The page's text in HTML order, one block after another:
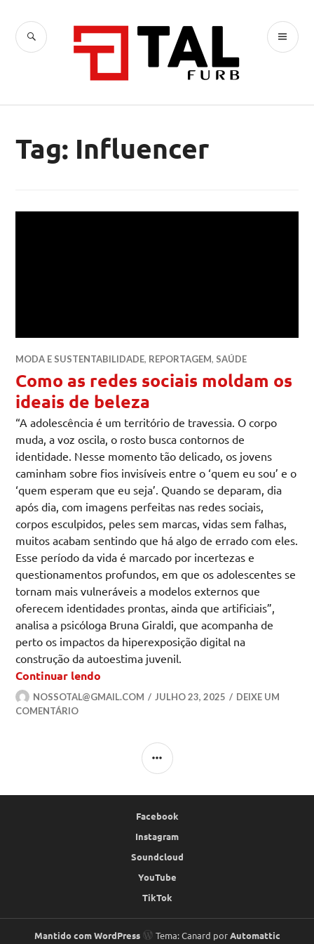
para
conteúdo
TAL
BUSCA
Tag: Influencer
MODA E SUSTENTABILIDADE, REPORTAGEM, SAÚDE
Como as redes sociais moldam os
ideais de beleza
“A adolescência é um território de travessia. O corpo
muda, a voz oscila, o rosto busca contornos de
identidade. Nesse momento tão delicado, os jovens
caminham sobre fios invisíveis entre o ‘quem eu sou’ e o
‘quem esperam que eu seja’. Quando se deparam, dia
após dia, com imagens perfeitas nas redes sociais,
corpos esculpidos, peles sem marcas, vidas sem falhas,
muitos acabam sentindo que há algo de errado com eles.
Esse período da vida é marcado por incertezas e
questionamentos profundos, em que os adolescentes se
tornam mais vulneráveis a modelos externos que
oferecem identidades prontas, ainda que artificiais”,
analisa a psicóloga Bruna Giraldi, que acompanha de
perto os impactos da hiperexposição digital na
construção da autoestima juvenil.
Continuar lendo
NOSSOTAL@GMAIL.COM JULHO 23, 2025
DEIXE UM
COMENTÁRIO
LATERAL
Facebook
Instagram
Soundcloud
YouTube
TikTok
Mantido com WordPress Tema: Canard porAutomattic